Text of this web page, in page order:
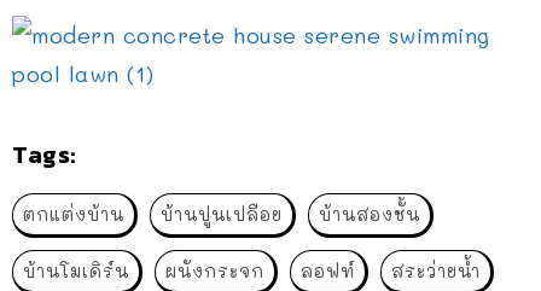
Tags:
ตกแต่งบ้าน บ้านปูนเปลือย บ้านสองชั้น
บ้านโมเดิร์น ผนังกระจก ลอฟท์ สระว่ายน้ำ